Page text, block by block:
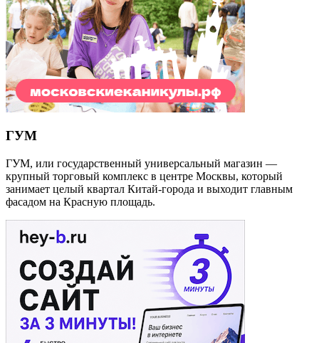
ГУМ
ГУМ, или государственный универсальный магазин —
крупный торговый комплекс в центре Москвы, который
занимает целый квартал Китай-города и выходит главным
фасадом на Красную площадь.